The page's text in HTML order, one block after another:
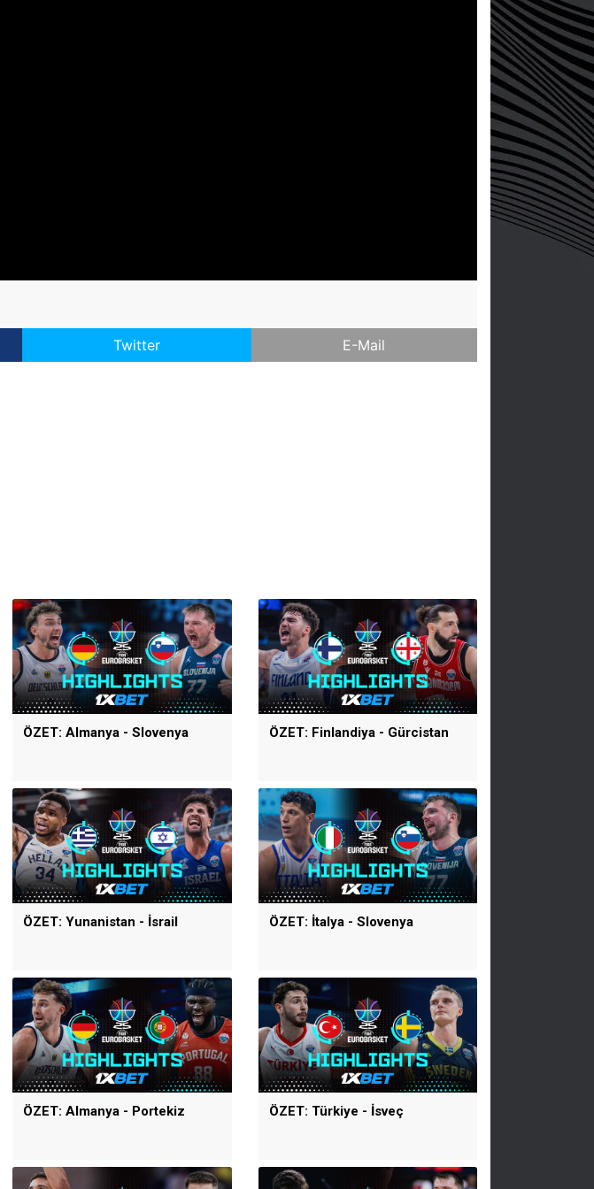
Twitter E-Mail
ÖZET: Almanya - Slovenya ÖZET: Finlandiya - Gürcistan
ÖZET: Yunanistan - İsrail ÖZET: İtalya - Slovenya
ÖZET: Almanya - Portekiz ÖZET: Türkiye - İsveç